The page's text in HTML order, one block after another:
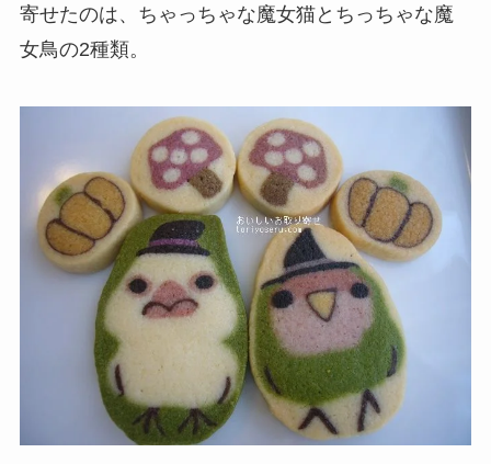
寄せたのは、ちゃっちゃな魔女猫とちっちゃな魔
女鳥の2種類。